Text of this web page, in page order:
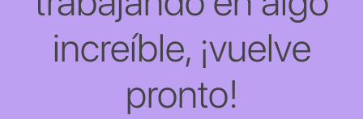
increíble, ¡vuelve
pronto!